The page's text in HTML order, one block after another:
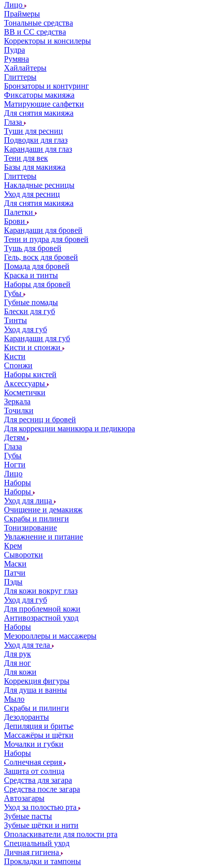
Лицо
Праймеры
Тональные средства
ВВ и СС средства
Корректоры и консилеры
Пудра
Румяна
Хайлайтеры
Глиттеры
Бронзаторы и контуринг
Фиксаторы макияжа
Матирующие салфетки
Для снятия макияжа
Глаза
Туши для ресниц
Подводки для глаз
Карандаши для глаз
Тени для век
Базы для макияжа
Глиттеры
Накладные ресницы
Уход для ресниц
Для снятия макияжа
Палетки
Брови
Карандаши для бровей
Тени и пудра для бровей
Тушь для бровей
Гель, воск для бровей
Помада для бровей
Краска и тинты
Наборы для бровей
Губы
Губные помады
Блески для губ
Тинты
Уход для губ
Карандаши для губ
Кисти и спонжи
Кисти
Спонжи
Наборы кистей
Аксессуары
Косметички
Зеркала
Точилки
Для ресниц и бровей
Для коррекции маникюра и педикюра
Детям
Глаза
Губы
Ногти
Лицо
Наборы
Наборы
Уход для лица
Очищение и демакияж
Скрабы и пилинги
Тонизирование
Увлажнение и питание
Крем
Сыворотки
Маски
Патчи
Пэды
Для кожи вокруг глаз
Уход для губ
Для проблемной кожи
Антивозрастной уход
Наборы
Мезороллеры и массажеры
Уход для тела
Для рук
Для ног
Для кожи
Коррекция фигуры
Для душа и ванны
Мыло
Скрабы и пилинги
Дезодоранты
Депиляция и бритье
Массажёры и щётки
Мочалки и губки
Наборы
Солнечная серия
Защита от солнца
Средства для загара
Средства после загара
Автозагары
Уход за полостью рта
Зубные пасты
Зубные щётки и нити
Ополаскиватели для полости рта
Специальный уход
Личная гигиена
Прокладки и тампоны